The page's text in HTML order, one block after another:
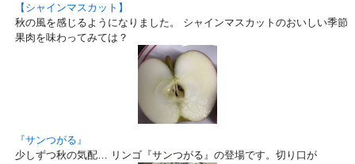
【シャインマスカット】
秋の風を感じるようになりました。 シャインマスカットのおいしい季節
果肉を味わってみては？
『サンつがる』
少しずつ秋の気配… リンゴ『サンつがる』の登場です。切り口が